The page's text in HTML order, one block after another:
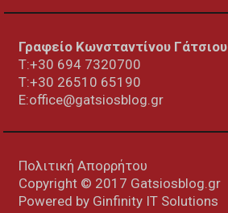
Γραφείο Κωνσταντίνου Γάτσιου
Τ:+30 694 7320700
T:+30 26510 65190
E:office@gatsiosblog.gr
Πολιτική Απορρήτου
Copyright © 2017 Gatsiosblog.gr
Powered by Ginfinity IT Solutions